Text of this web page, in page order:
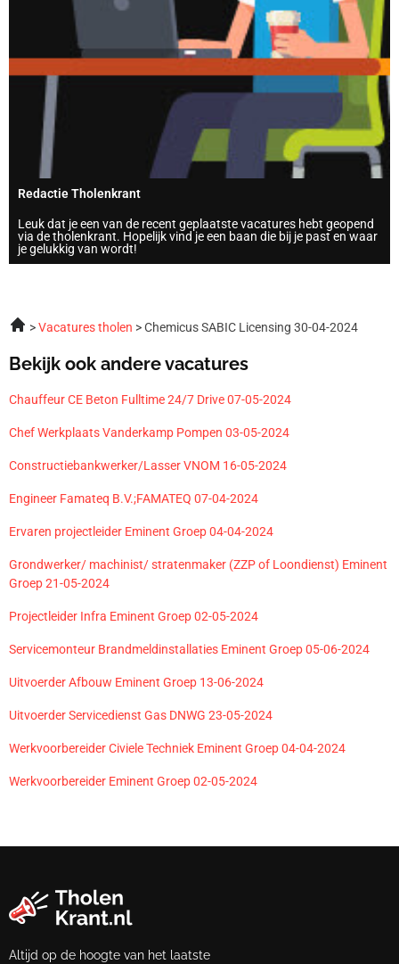
Redactie Tholenkrant
Leuk dat je een van de recent geplaatste vacatures hebt geopend
via de tholenkrant. Hopelijk vind je een baan die bij je past en waar
je gelukkig van wordt!
Vacatures tholen Chemicus SABIC Licensing 30-04-2024
Bekijk ook andere vacatures
Chauffeur CE Beton Fulltime 24/7 Drive 07-05-2024
Chef Werkplaats Vanderkamp Pompen 03-05-2024
Constructiebankwerker/Lasser VNOM 16-05-2024
Engineer Famateq B.V.;FAMATEQ 07-04-2024
Ervaren projectleider Eminent Groep 04-04-2024
Grondwerker/ machinist/ stratenmaker (ZZP of Loondienst) Eminent
Groep 21-05-2024
Projectleider Infra Eminent Groep 02-05-2024
Servicemonteur Brandmeldinstallaties Eminent Groep 05-06-2024
Uitvoerder Afbouw Eminent Groep 13-06-2024
Uitvoerder Servicedienst Gas DNWG 23-05-2024
Werkvoorbereider Civiele Techniek Eminent Groep 04-04-2024
Werkvoorbereider Eminent Groep 02-05-2024
Altijd op de hoogte van het laatste